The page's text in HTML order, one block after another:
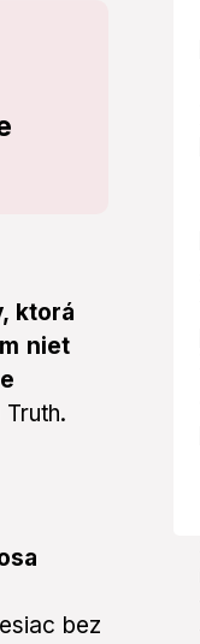
ktorá
niet
bez